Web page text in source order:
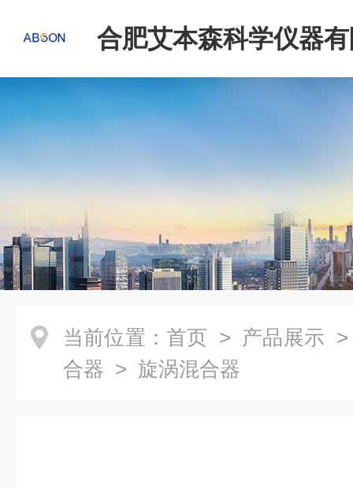
合肥艾本森科学仪器
当前位置： 首页 > 产品展示
合器 > 旋涡混合器